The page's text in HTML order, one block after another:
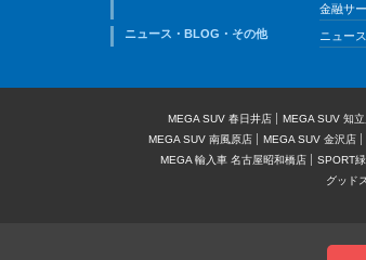
金融サ
ニュース・BLOG・その他
ニュー
MEGA SUV 春日井店 MEGA SUV 知立
MEGA SUV 南風原店
MEGA SUV 金沢店
MEGA 輸入車 名古屋昭和橋店
SPORT
グッド